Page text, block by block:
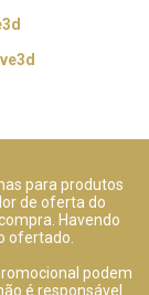
para produtos
de oferta do
Havendo
ofertado.
podem
é responsável